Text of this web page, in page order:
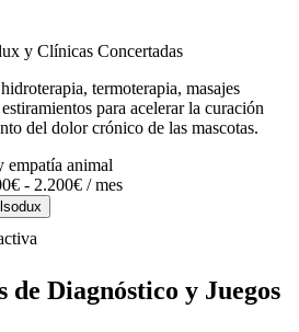
y Clínicas Concertadas
termoterapia, masajes
para acelerar la curación
del dolor crónico de las mascotas.
empatía animal
- 2.200€ / mes
Diagnóstico y Juegos